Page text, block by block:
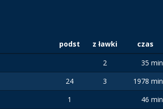
podst z ławki
czas
2 35 min
24 3 1978 min
1 46 min